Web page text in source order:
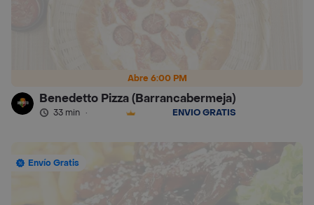
Abre 6:00 PM
Benedetto Pizza (Barrancabermeja)
33 min · ENVÍO GRATIS
Envío Gratis